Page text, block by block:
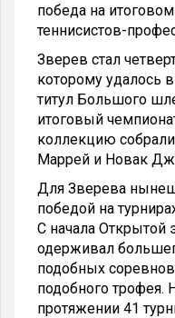
победа на
теннисистов-
Зверев стал
которому удалось
титул Большого
итоговый
коллекцию
Маррей и Новак
Для Зверева
победой на
С начала Открытой
одерживал
подобных
подобного трофея.
протяжении 41